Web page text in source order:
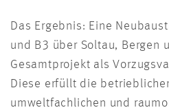
Das Ergebnis: Eine
und B3 über Soltau, Bergen
Gesamtprojekt als
Diese erfüllt die
umweltfachlichen und